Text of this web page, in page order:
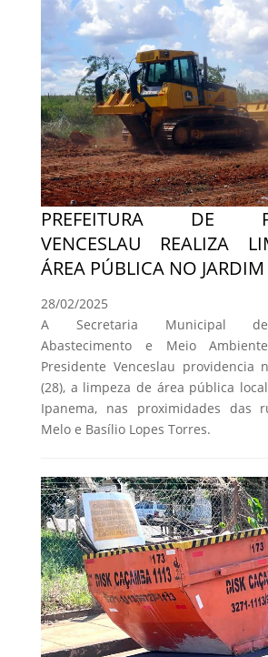
PREFEITURA DE
VENCESLAU REALIZA
ÁREA PÚBLICA NO
28/02/2025
A Secretaria Municipal de
Abastecimento e Meio
Presidente Venceslau providencia
(28), a limpeza de área pública
Ipanema, nas proximidades das
Melo e Basílio Lopes Torres.